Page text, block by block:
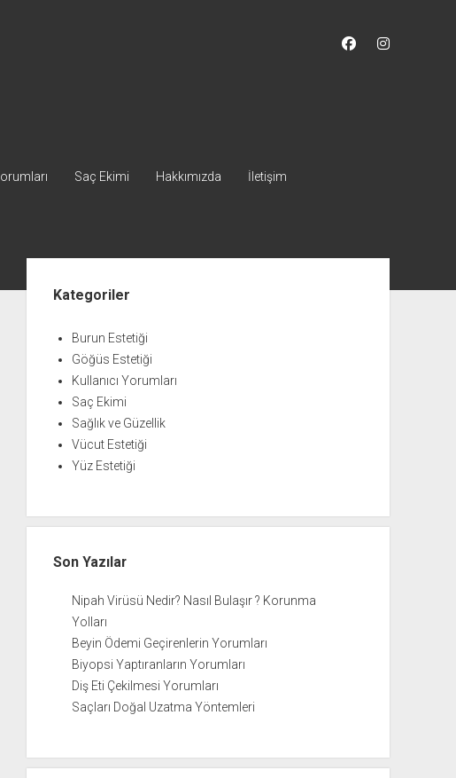
facebookinstagram
Saç Ekimi Hakkımızda İletişim
MenüKategoriler
Burun Estetiği
Göğüs Estetiği
Kullanıcı Yorumları
Saç Ekimi
Sağlık ve Güzellik
Vücut Estetiği
Yüz Estetiği
Son Yazılar
Nipah Virüsü Nedir? Nasıl Bulaşır ? Korunma
Yolları
Beyin Ödemi Geçirenlerin Yorumları
Biyopsi Yaptıranların Yorumları
Diş Eti Çekilmesi Yorumları
Saçları Doğal Uzatma Yöntemleri